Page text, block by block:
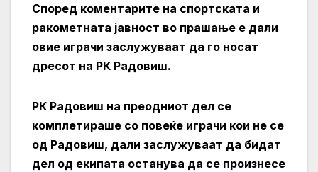
Според коментарите на спортската и
ракометната јавност во прашање е дали
овие играчи заслужуваат да го носат
дресот на РК Радовиш.
РК Радовиш на преодниот дел се
комплетираше со повеќе играчи кои не се
од Радовиш, дали заслужуваат да бидат
дел од екипата останува да се произнесе